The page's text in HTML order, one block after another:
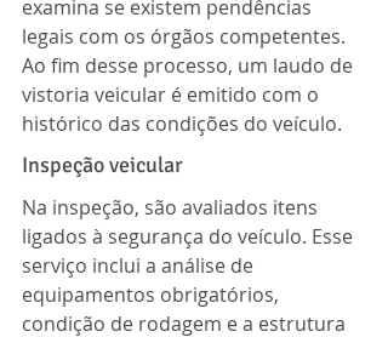
examina se existem pendências
legais com os órgãos competentes.
Ao fim desse processo, um laudo de
vistoria veicular é emitido com o
histórico das condições do veículo.
Inspeção veicular
Na inspeção, são avaliados itens
ligados à segurança do veículo. Esse
serviço inclui a análise de
equipamentos obrigatórios,
condição de rodagem e a estrutura